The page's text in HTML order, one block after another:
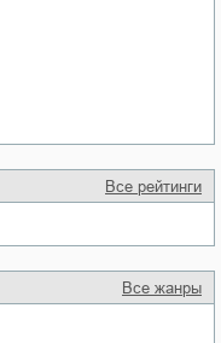
Все рейтинги
Все жанры